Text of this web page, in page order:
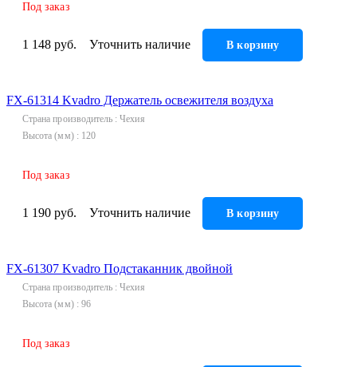
Под заказ
1 148 руб. Уточнить наличие В корзину
FX-61314 Kvadro Держатель освежителя воздуха
Страна производитель
Чехия
Высота (мм)
120
Под заказ
1 190 руб. Уточнить наличие В корзину
FX-61307 Kvadro Подстаканник двойной
Страна производитель
Чехия
Высота (мм)
96
Под заказ